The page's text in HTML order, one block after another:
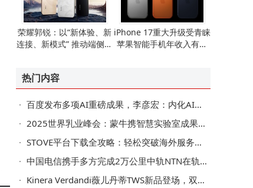
荣耀郭锐：以“新体验、新
连接、新模式” 推动端侧AI
iPhone 17重大升级受青睐
苹果智能手机年收入有望
热门内容
百度发布多项AI重磅成果，李彦宏：内化AI能力让智能不再是成本而是生产力
2025世界乳业峰会：蒙牛携智慧实验室成果亮相，赋能全球乳业数智转型
STOVE平台下载全攻略：轻松突破海外服务器限制畅享游戏
中国电信携手多方完成2万公里中轨NTN在轨验证
Kinera Verdandi薇儿丹蒂TWS新品登场，双模连接续航持久，共赴听觉盛宴